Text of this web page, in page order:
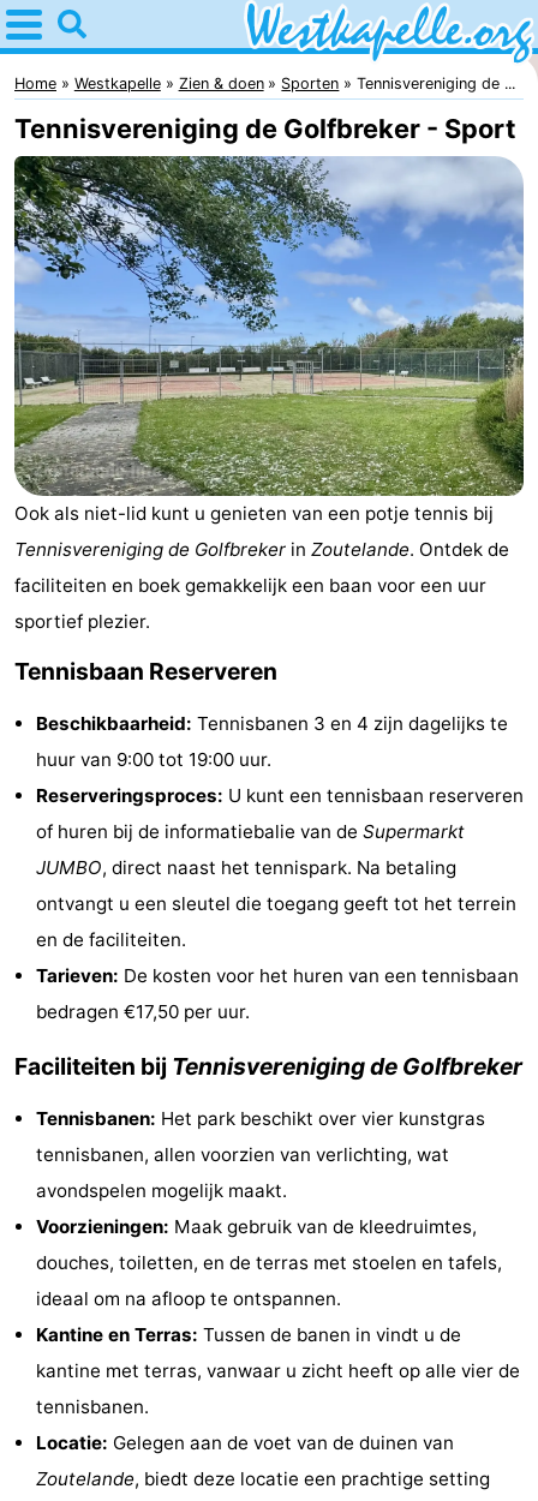
Home
Westkapelle
Tips
Voor
kinderen
Overnachten
Appartementen
-
Duinweg
-
Résidence
Wijngaerde
Campings
Hotels
Vakantiehuizen
-
Buitenhof
Domburg
-
De
Boomgaard
-
De
Zandput
Hof
Domburg
Joossesweg
Résidence
Wijngaerde
Last
minutes
Strand
Zien
doen
Bezienswaardigheden
Musea
Monumenten
Vuurtorens
Uitkijkpunten
Attracties
Speeltuinen
Home Westkapelle Zien & doen Sporten Tennisvereniging de ...
Tennisvereniging de Golfbreker - Sport
Ook als niet-lid kunt u genieten van een potje tennis bij
Tennisvereniging de Golfbreker in Zoutelande. Ontdek de
faciliteiten en boek gemakkelijk een baan voor een uur
sportief plezier.
Tennisbaan Reserveren
Beschikbaarheid: Tennisbanen 3 en 4 zijn dagelijks te
huur van 9:00 tot 19:00 uur.
Reserveringsproces: U kunt een tennisbaan reserveren
of huren bij de informatiebalie van de Supermarkt
JUMBO, direct naast het tennispark. Na betaling
ontvangt u een sleutel die toegang geeft tot het terrein
en de faciliteiten.
Tarieven: De kosten voor het huren van een tennisbaan
bedragen €17,50 per uur.
Faciliteiten bij Tennisvereniging de Golfbreker
Tennisbanen: Het park beschikt over vier kunstgras
tennisbanen, allen voorzien van verlichting, wat
avondspelen mogelijk maakt.
Voorzieningen: Maak gebruik van de kleedruimtes,
douches, toiletten, en de terras met stoelen en tafels,
ideaal om na afloop te ontspannen.
Kantine en Terras: Tussen de banen in vindt u de
kantine met terras, vanwaar u zicht heeft op alle vier de
tennisbanen.
Locatie: Gelegen aan de voet van de duinen van
Zoutelande, biedt deze locatie een prachtige setting